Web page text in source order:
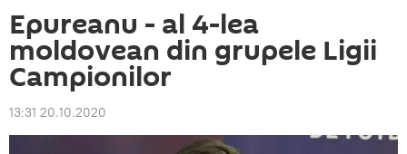
Epureanu - al 4-lea
moldovean din grupele Ligii
Campionilor
13:31 20.10.2020